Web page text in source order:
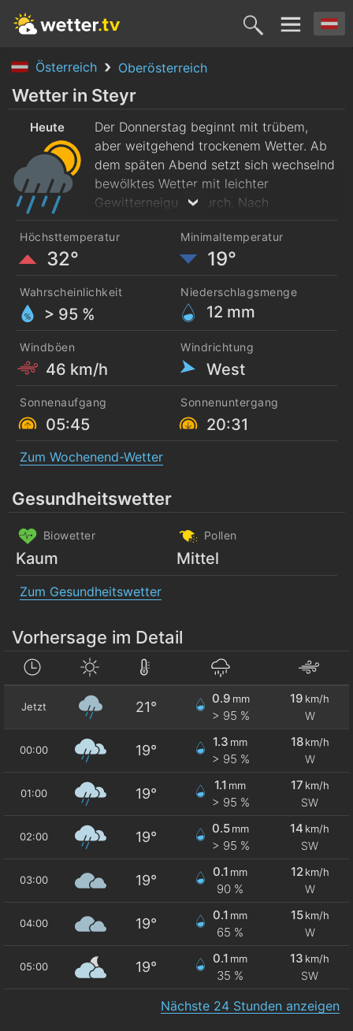
Österreich Oberösterreich
Heute
6. Aug.
Morgen
7. Aug. 8. Aug. 9. Aug.
Wetter in Steyr
Heute
Der Donnerstag beginnt mit trübem,
aber weitgehend trockenem Wetter. Ab
dem späten Abend setzt sich wechselnd
bewölktes Wetter mit leichter
Gewitterneigung durch. Nach
werden am Nachmittag 32 Grad
erreicht. Es weht starker Westwind.
Höchsttemperatur
32°
Minimaltemperatur
19°
Wahrscheinlichkeit
> 95 %
Niederschlagsmenge
12 mm
Windböen
46 km/h
Windrichtung
West
Sonnenaufgang
05:45
Sonnenuntergang
20:31
Zum Wochenend-Wetter
Gesundheitswetter
Biowetter
Kaum
Pollen
Mittel
Zum Gesundheitswetter
Vorhersage im Detail
Jetzt 21°
0.9 mm
> 95 %
19 km/h
W
00:00 19°
1.3 mm
> 95 %
18 km/h
W
01:00 19°
1.1 mm
> 95 %
17 km/h
SW
02:00 19°
0.5mm
> 95 %
14 km/h
SW
03:00 19°
0.1 mm
90 %
12 km/h
W
04:00 19°
0.1 mm
65 %
15 km/h
W
05:00 19°
0.1 mm
35 %
13 km/h
SW
Nächste 24 Stunden anzeigen